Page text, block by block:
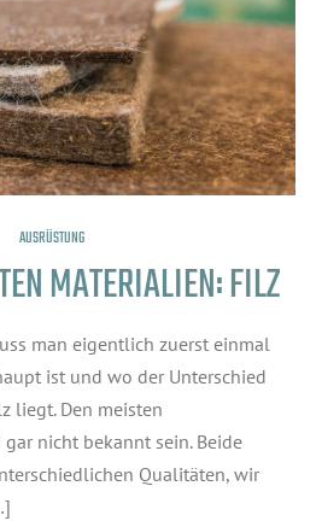
AUSRÜSTUNG
MATERIALIEN: FILZ
man eigentlich zuerst einmal
ist und wo der Unterschied
liegt. Den meisten
nicht bekannt sein. Beide
Qualitäten, wir